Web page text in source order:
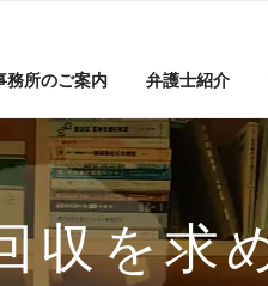
務所のご案内 弁護士紹介
収を求